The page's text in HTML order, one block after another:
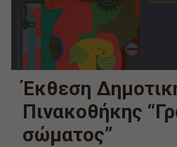
Έκθεση
Πινακοθήκης
σώματος”